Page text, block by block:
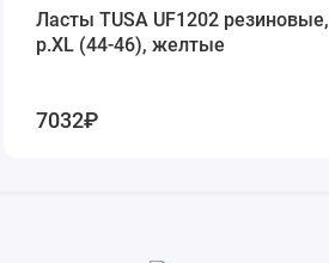
Ласты TUSA UF1202 резиновые,
р.XL (44-46), желтые
7032₽